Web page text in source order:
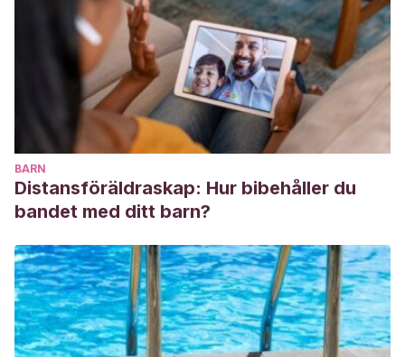
BARN
Distansföräldraskap: Hur bibehåller du
bandet med ditt barn?